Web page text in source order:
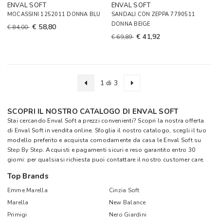
ENVAL SOFT
MOCASSINI 1252011 DONNA BLU
€ 84,00 € 58,80
ENVAL SOFT
SANDALI CON ZEPPA 7790511
DONNA BEIGE
€ 69,89 € 41,92
1 di 3
SCOPRI IL NOSTRO CATALOGO DI ENVAL SOFT
Stai cercando Enval Soft a prezzi convenienti? Scopri la nostra offerta
di Enval Soft in vendita online. Sfoglia il nostro catalogo, scegli il tuo
modello preferito e acquista comodamente da casa le Enval Soft su
Step By Step. Acquisti e pagamenti sicuri e reso garantito entro 30
giorni: per qualsiasi richiesta puoi contattare il nostro customer care.
Top Brands
Emme Marella
Cinzia Soft
Marella
New Balance
Primigi
Nero Giardini